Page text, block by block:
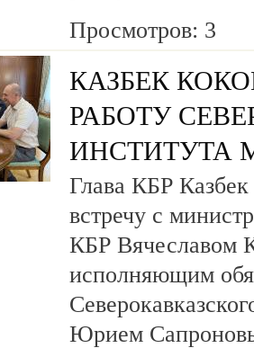
Просмотров: 3
КАЗБЕК
РАБОТУ
ИНСТИТУТА
Глава КБР
встречу с
КБР Вячеславом
исполняющим
Юрием